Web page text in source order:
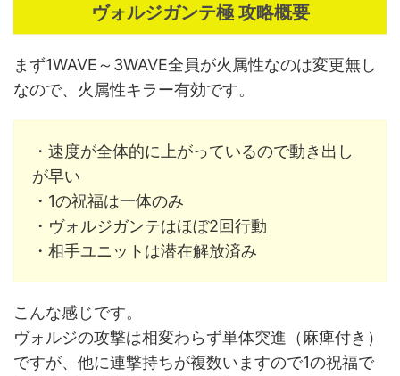
ヴォルジガンテ極 攻略概要
まず1WAVE～3WAVE全員が火属性なのは変更無し
なので、火属性キラー有効です。
・速度が全体的に上がっているので動き出し
が早い
・1の祝福は一体のみ
・ヴォルジガンテはほぼ2回行動
・相手ユニットは潜在解放済み
こんな感じです。
ヴォルジの攻撃は相変わらず単体突進（麻痺付き）
ですが、他に連撃持ちが複数いますので1の祝福で